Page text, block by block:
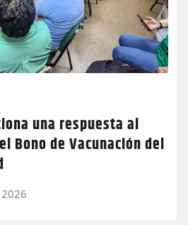
una respuesta al
Bono de Vacunación del
2026